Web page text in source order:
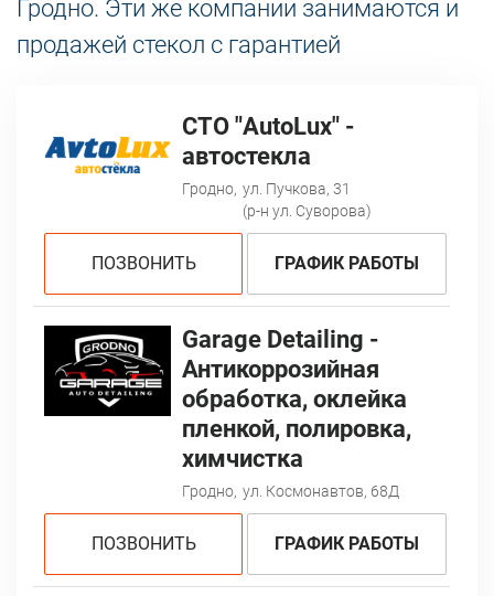
Гродно. Эти же компании занимаются и
продажей стекол с гарантией
СТО "AutoLux" -
автостекла
Гродно, ул. Пучкова, 31
(р-н ул. Суворова)
ПОЗВОНИТЬ ГРАФИК РАБОТЫ
Garage Detailing -
Антикоррозийная
обработка, оклейка
пленкой, полировка,
химчистка
Гродно, ул. Космонавтов, 68Д
ПОЗВОНИТЬ ГРАФИК РАБОТЫ